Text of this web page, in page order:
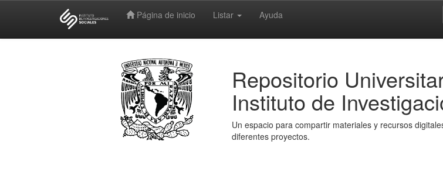
Página de inicio Listar Ayuda
Repositorio
Instituto de
Un espacio para compartir materiales y recursos
diferentes proyectos.